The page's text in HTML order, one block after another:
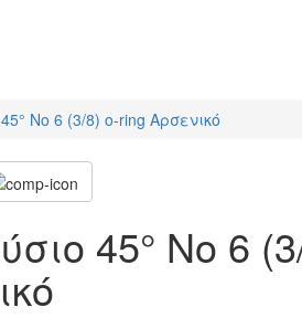
Νο 6 (3/8) o-ring Αρσενικό
45° Νο 6